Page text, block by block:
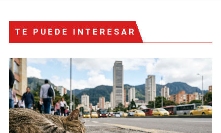
TE PUEDE INTERESAR